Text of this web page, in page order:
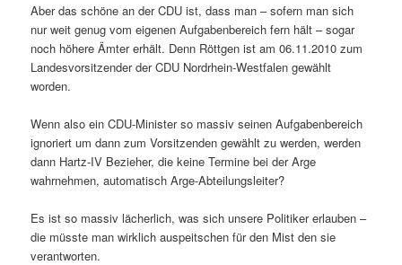
Aber das schöne an der CDU ist, dass man – sofern man sich
nur weit genug vom eigenen Aufgabenbereich fern hält – sogar
noch höhere Ämter erhält. Denn Röttgen ist am 06.11.2010 zum
Landesvorsitzender der CDU Nordrhein-Westfalen gewählt
worden.
Wenn also ein CDU-Minister so massiv seinen Aufgabenbereich
ignoriert um dann zum Vorsitzenden gewählt zu werden, werden
dann Hartz-IV Bezieher, die keine Termine bei der Arge
wahrnehmen, automatisch Arge-Abteilungsleiter?
Es ist so massiv lächerlich, was sich unsere Politiker erlauben –
die müsste man wirklich auspeitschen für den Mist den sie
verantworten.